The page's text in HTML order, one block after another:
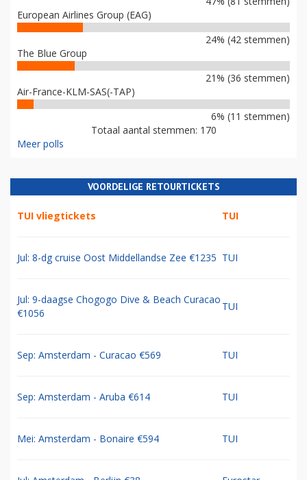
European Airlines Group (EAG)
24% (42 stemmen)
The Blue Group
21% (36 stemmen)
Air-France-KLM-SAS(-TAP)
6% (11 stemmen)
Totaal aantal stemmen: 170
Meer polls
VOORDELIGE RETOURTICKETS
TUI vliegtickets TUI
Jul: 8-dg cruise Oost Middellandse Zee €1235 TUI
Jul: 9-daagse Chogogo Dive & Beach Curacao
€1056
TUI
Sep: Amsterdam - Curacao €569 TUI
Sep: Amsterdam - Aruba €614 TUI
Mei: Amsterdam - Bonaire €594 TUI